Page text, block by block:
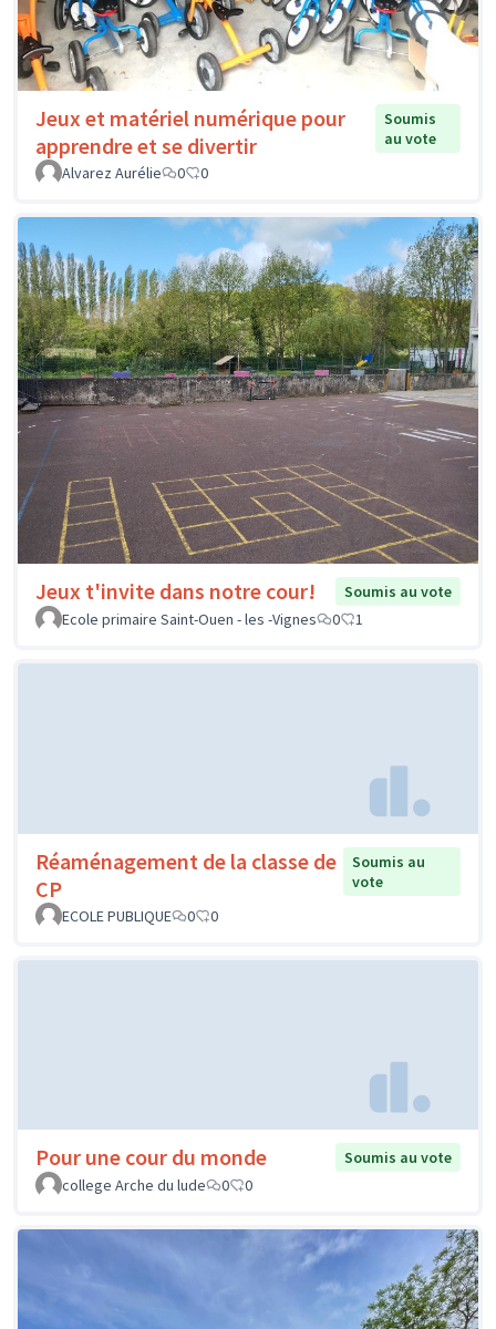
Jeux et matériel numérique pour
apprendre et se divertir
Soumis
au vote
Alvarez Aurélie
0 0
Jeux t'invite dans notre cour!
Soumis au vote
Ecole primaire Saint-Ouen - les -Vignes
0 1
Réaménagement de la classe de
CP
Soumis au
vote
ECOLE PUBLIQUE
0 0
Pour une cour du monde
Soumis au vote
college Arche du lude
0 0